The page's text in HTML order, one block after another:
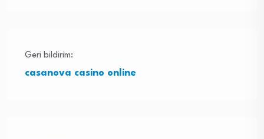
Geri bildirim:
casanova casino online